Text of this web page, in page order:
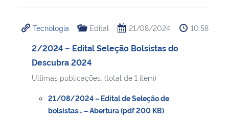
Tecnologia Edital 21/08/2024 10:58
2/2024 – Edital Seleção Bolsistas do
Descubra 2024
Ultimas publicações: (total de 1 item)
21/08/2024 – Edital de Seleção de
bolsistas… – Abertura (pdf 200 KB)